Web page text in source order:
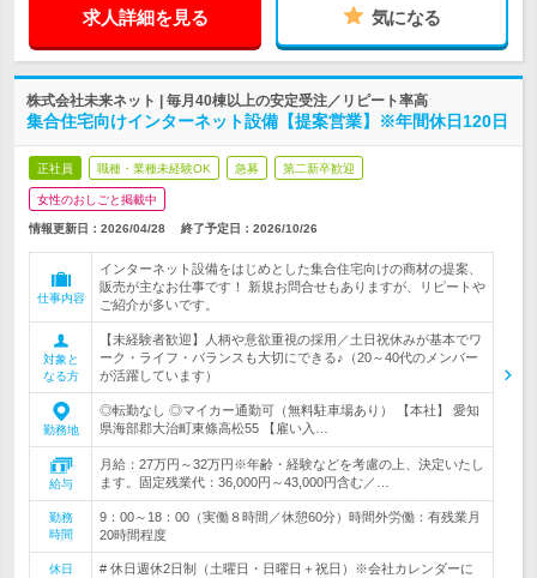
求人詳細を見る 気になる
株式会社未来ネット | 毎月40棟以上の安定受注／リピート率高
集合住宅向けインターネット設備【提案営業】※年間休日120日
正社員 職種・業種未経験OK 急募 第二新卒歓迎
女性のおしごと掲載中
情報更新日：2026/04/28 終了予定日： 2026/10/26
仕事内容
インターネット設備をはじめとした集合住宅向けの商材の提案、
販売が主なお仕事です！ 新規お問合せもありますが、リピートや
ご紹介が多いです。
対象と
なる方
【未経験者歓迎】人柄や意欲重視の採用／土日祝休みが基本でワ
ーク・ライフ・バランスも大切にできる♪（20～40代のメンバー
が活躍しています）
勤務地
◎転勤なし ◎マイカー通勤可（無料駐車場あり） 【本社】 愛知
県海部郡大治町東條高松55 【雇い入…
給与
月給：27万円～32万円※年齢・経験などを考慮の上、決定いたし
ます。固定残業代：36,000円～43,000円含む／…
勤務
時間
9：00～18：00（実働８時間／休憩60分）時間外労働：有残業月
20時間程度
休日
# 休日週休2日制（土曜日・日曜日＋祝日）※会社カレンダーに